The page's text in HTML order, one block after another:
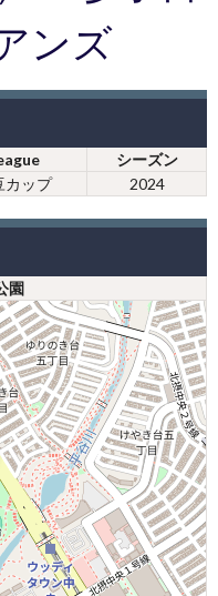
ンズ
シーズン
カップ 2024
園